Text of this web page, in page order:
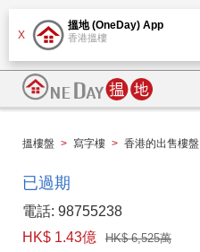
X
搵地 (OneDay) App
香港搵樓
搵樓盤 > 寫字樓 > 香港的出售樓盤
已過期
電話: 98755238
HK$ 1.43億
HK$ 6,525萬